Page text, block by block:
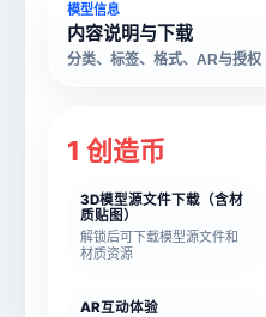
模型信息
内容说明与下载
分类、标签、格式、AR与授权
1 创造币
3D模型源文件下载（含材
质贴图）
解锁后可下载模型源文件和
材质资源
AR互动体验